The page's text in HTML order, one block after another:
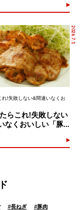
2026.7.1
れ!失敗しない&間違いなくお
たらこれ!失敗しない
なくおいしい「豚...
#長ねぎ #豚肉